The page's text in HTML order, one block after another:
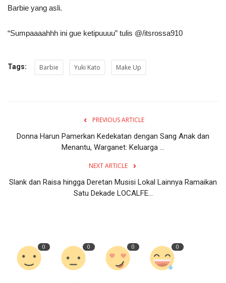
Barbie yang asli.
“Sumpaaaahhh ini gue ketipuuuu” tulis @/itsrossa910
Tags: Barbie Yuki Kato Make Up
PREVIOUS ARTICLE
Donna Harun Pamerkan Kedekatan dengan Sang Anak dan
Menantu, Warganet: Keluarga ...
NEXT ARTICLE
Slank dan Raisa hingga Deretan Musisi Lokal Lainnya Ramaikan
Satu Dekade LOCALFE...
0 0 0 0